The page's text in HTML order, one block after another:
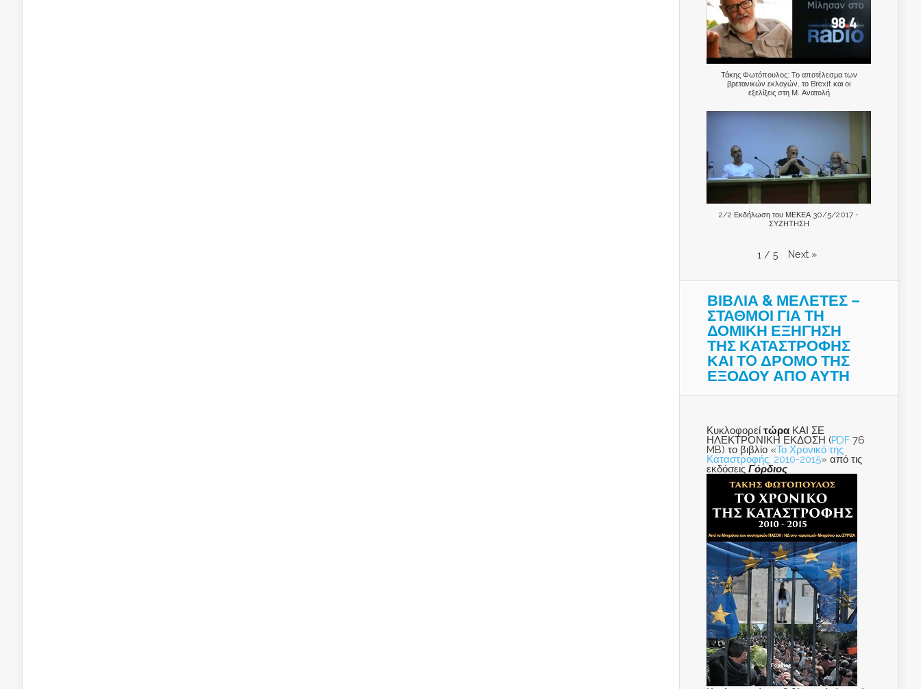
Τάκης Φωτόπουλος: Το αποτέλεσμα των
βρετανικών εκλογών, το Brexit και οι
εξελίξεις στη Μ. Ανατολή
2/2 Εκδήλωση του ΜΕΚΕΑ 30/5/2017 -
ΣΥΖΗΤΗΣΗ
1 / 5 Next »
ΒΙΒΛΙΑ & ΜΕΛΕΤΕΣ –
ΣΤΑΘΜΟΙ ΓΙΑ ΤΗ
ΔΟΜΙΚΗ ΕΞΗΓΗΣΗ
ΤΗΣ ΚΑΤΑΣΤΡΟΦΗΣ
ΚΑΙ ΤO ΔΡΟΜΟ ΤΗΣ
ΕΞΟΔΟΥ ΑΠΟ ΑΥΤΗ
Κυκλοφορεί τώρα ΚΑΙ ΣΕ
ΗΛΕΚΤΡΟΝΙΚΗ ΕΚΔΟΣΗ (PDF 76
MB) το βιβλίο «Το Χρονικό της
Καταστροφής: 2010-2015» από τις
εκδόσεις Γόρδιος